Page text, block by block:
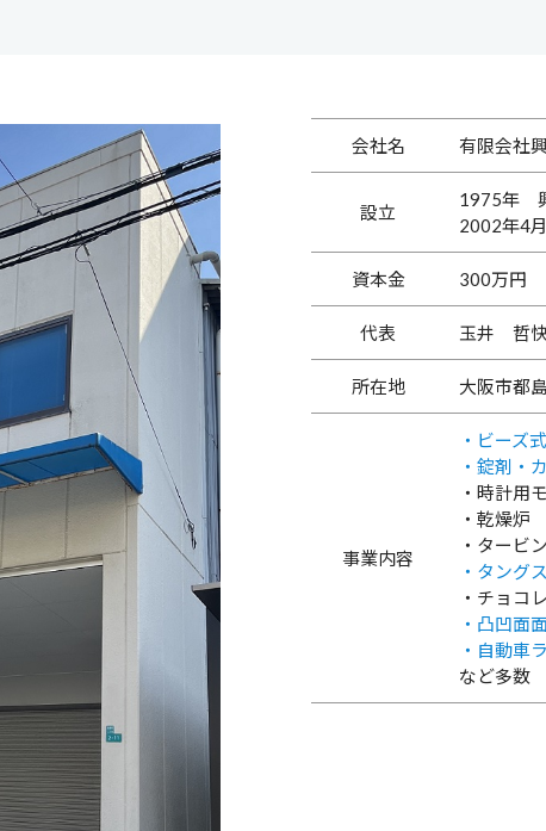
会社名 有限会社
設立
1975年
2002年4
資本金 300万円
代表 玉井 哲
所在地 大阪市都
事業内容
・ビーズ
・錠剤・
・時計用
・乾燥炉
・タービ
・タング
・チョコ
・凸凹面
・自動車
など多数